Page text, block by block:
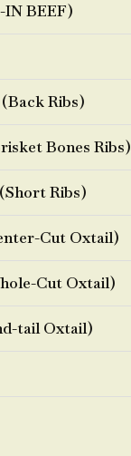
BEEF)
Ribs)
Bones Ribs)
Ribs)
Cut Oxtail)
Cut Oxtail)
tail Oxtail)